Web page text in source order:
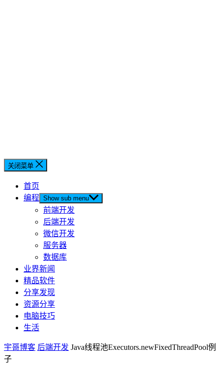
关闭菜单
首页
编程 Show sub menu
前端开发
后端开发
微信开发
服务器
数据库
业界新闻
精品软件
分享发现
资源分享
电脑技巧
生活
宇哥博客 后端开发 Java线程池Executors.newFixedThreadPool例
子